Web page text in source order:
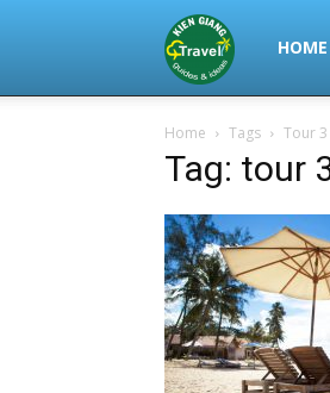
Thuê
Xe
Phú
Quốc
HOME
Home Tags Tour
Tag: tour